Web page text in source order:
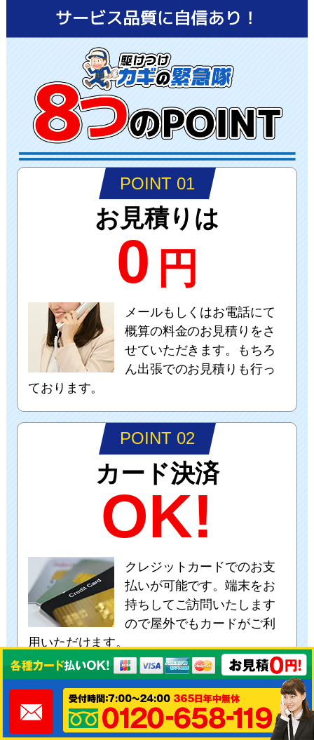
POINT 01
お見積りは
0 円
メールもしくはお電話にて
概算の料金のお見積りをさ
せていただきます。もちろ
ん出張でのお見積りも行っ
ております。
POINT 02
カード決済
OK!
クレジットカードでのお支
払いが可能です。端末をお
持ちしてご訪問いたします
ので屋外でもカードがご利
用いただけます。
POINT 03
あんしん